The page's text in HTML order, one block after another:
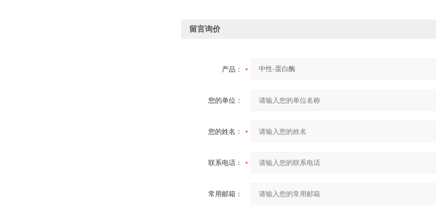
留言询价
产品：
您的单位：
您的姓名：
联系电话：
常用邮箱：